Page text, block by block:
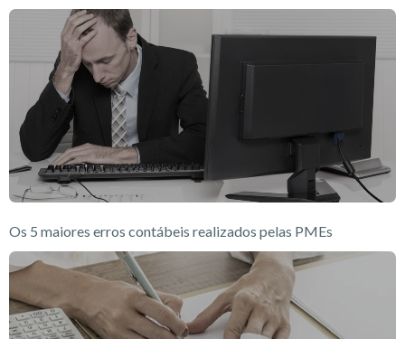
Os 5 maiores erros contábeis realizados pelas PMEs